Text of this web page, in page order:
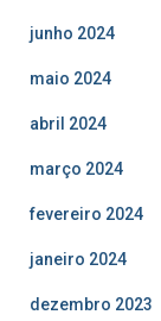
junho 2024
maio 2024
abril 2024
março 2024
fevereiro 2024
janeiro 2024
dezembro 2023